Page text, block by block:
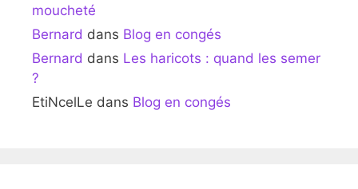
moucheté
Bernard dans Blog en congés
Bernard dans Les haricots : quand les semer
?
EtiNcelLe dans Blog en congés